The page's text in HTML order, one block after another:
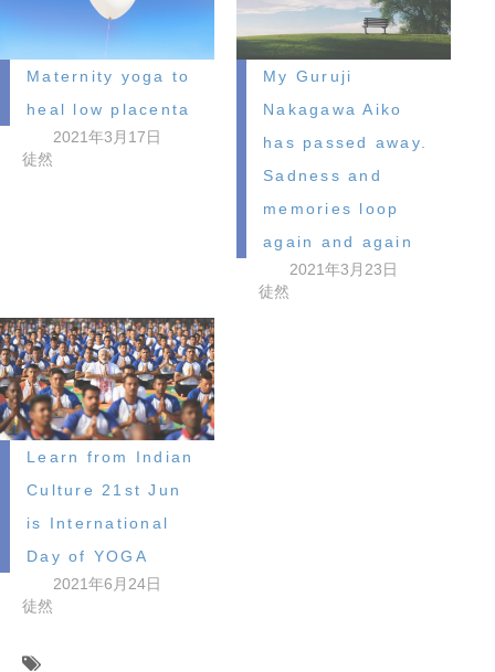
Maternity yoga to
heal low placenta
2021年3月17日
徒然
My Guruji
Nakagawa Aiko
has passed away.
Sadness and
memories loop
again and again
2021年3月23日
徒然
Learn from Indian
Culture 21st Jun
is International
Day of YOGA
2021年6月24日
徒然